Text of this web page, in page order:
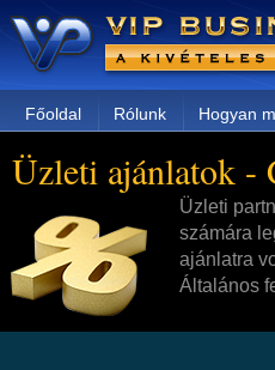
Főoldal Rólunk Hogyan
Üzleti ajánlatok -
Üzleti
számára
ajánlatra
Általános